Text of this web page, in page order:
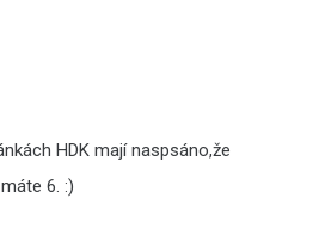
HDK mají naspsáno,že
6. :)